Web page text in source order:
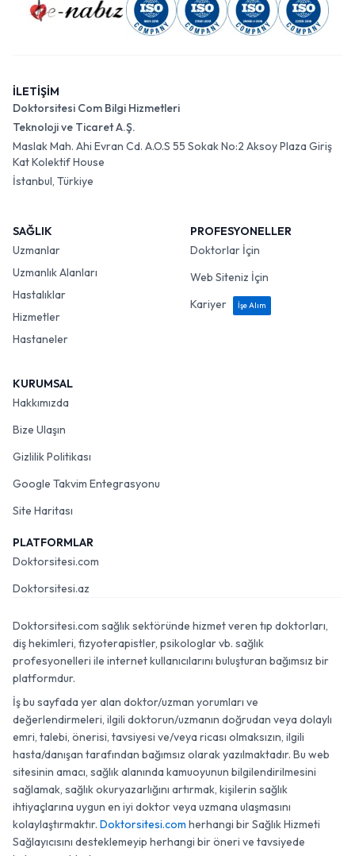
İLETİŞİM
Doktorsitesi Com Bilgi Hizmetleri
Teknoloji ve Ticaret A.Ş.
Maslak Mah. Ahi Evran Cd. A.O.S 55 Sokak No:2 Aksoy Plaza Giriş
Kat Kolektif House
İstanbul, Türkiye
SAĞLIK
Uzmanlar
Uzmanlık Alanları
Hastalıklar
Hizmetler
Hastaneler
PROFESYONELLER
Doktorlar İçin
Web Siteniz İçin
Kariyer
İşe Alım
KURUMSAL
Hakkımızda
Bize Ulaşın
Gizlilik Politikası
Google Takvim Entegrasyonu
Site Haritası
PLATFORMLAR
Doktorsitesi.com
Doktorsitesi.az
Doktorsitesi.com sağlık sektöründe hizmet veren tıp doktorları,
diş hekimleri, fizyoterapistler, psikologlar vb. sağlık
profesyonelleri ile internet kullanıcılarını buluşturan bağımsız bir
platformdur.
İş bu sayfada yer alan doktor/uzman yorumları ve
değerlendirmeleri, ilgili doktorun/uzmanın doğrudan veya dolaylı
emri, talebi, önerisi, tavsiyesi ve/veya ricası olmaksızın, ilgili
hasta/danışan tarafından bağımsız olarak yazılmaktadır. Bu web
sitesinin amacı, sağlık alanında kamuoyunun bilgilendirilmesini
sağlamak, sağlık okuryazarlığını artırmak, kişilerin sağlık
ihtiyaçlarına uygun en iyi doktor veya uzmana ulaşmasını
kolaylaştırmaktır. Doktorsitesi.com herhangi bir Sağlık Hizmeti
Sağlayıcısını desteklemeyip herhangi bir öneri ve tavsiyede